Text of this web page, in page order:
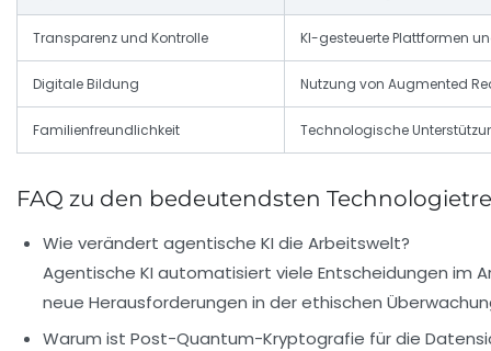
Transparenz und Kontrolle KI-gesteuerte Plattformen
Digitale Bildung Nutzung von Augmented
Familienfreundlichkeit Technologische
FAQ zu den bedeutendsten
Wie verändert agentische KI die Arbeitswelt?
Agentische KI automatisiert viele Entscheidungen
neue Herausforderungen in der ethischen
Warum ist Post-Quantum-Kryptografie für die